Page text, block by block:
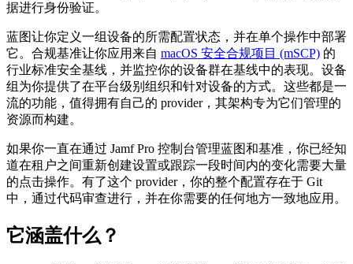
据进行身份验证。
蓝图让你定义一组设备的所需配置状态，并在单个操作中部署
它。合规基准让你应用来自 macOS 安全合规项目 (mSCP) 的
行业标准安全基线，并监控你的设备群在基线中的表现。设备
组为你提供了在平台级别组织和针对设备的方式。这些都是一
流的功能，值得拥有自己的 provider，其架构专为它们管理的
资源而构建。
如果你一直在通过 Jamf Pro 控制台管理蓝图和基准，你已经知
道在租户之间重新创建设置或跟踪一段时间内的变化需要大量
的点击操作。有了这个 provider，你的整个配置存在于 Git
中，通过代码审查进行，并在你需要的任何地方一致地应用。
它涵盖什么？